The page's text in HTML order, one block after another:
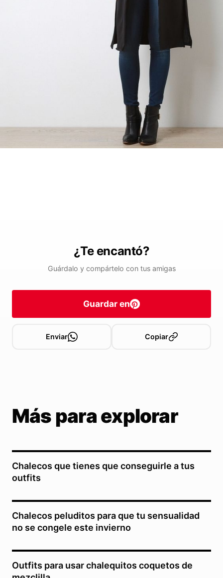
¿Te encantó?
Guárdalo y compártelo con tus amigas
Guardar en
Enviar Copiar
Más para explorar
Chalecos que tienes que conseguirle a tus
outfits
Chalecos peluditos para que tu sensualidad
no se congele este invierno
Outfits para usar chalequitos coquetos de